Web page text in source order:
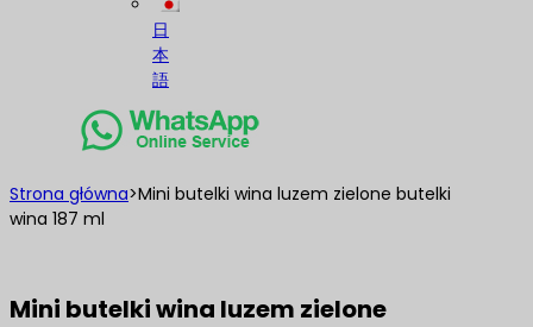
日
本
語
Strona główna>Mini butelki wina luzem zielone butelki
wina 187 ml
Mini butelki wina luzem zielone